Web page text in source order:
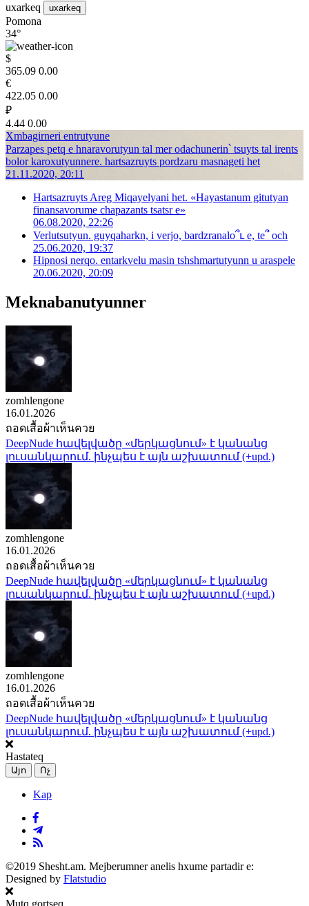
uxarkeq uxarkeq
Pomona
34°
$
365.09 0.00
€
422.05 0.00
₽
4.44 0.00
Xmbagirneri entrutyune
Parzapes petq e hnaravorutyun tal mer odachunerin՝ tsuyts tal irents
bolor karoxutyunnere. hartsazruyts pordzaru masnageti het
21.11.2020, 20:11
Hartsazruyts Areg Miqayelyani het. «Hayastanum gitutyan
finansavorume chapazants tsatsr e»
06.08.2020, 22:26
Verlutsutyun. guyqaharkn, i verjo, bardzranalo՞ւ e, te՞ och
25.06.2020, 19:37
Hipnosi nerqo. entarkvelu masin tshshmartutyunn u araspele
20.06.2020, 20:09
Meknabanutyunner
zomhlengone
16.01.2026
ถอดเสื้อผ้าเห็นควย
DeepNude հավելվածը «մերկացնում» է կանանց
լուսանկարում. ինչպես է այն աշխատում (+upd.)
zomhlengone
16.01.2026
ถอดเสื้อผ้าเห็นควย
DeepNude հավելվածը «մերկացնում» է կանանց
լուսանկարում. ինչպես է այն աշխատում (+upd.)
zomhlengone
16.01.2026
ถอดเสื้อผ้าเห็นควย
DeepNude հավելվածը «մերկացնում» է կանանց
լուսանկարում. ինչպես է այն աշխատում (+upd.)
Hastateq
Այո Ոչ
Kap
©2019 Shesht.am. Mejberumner anelis hxume partadir e:
Designed by Flatstudio
Mutq gortseq